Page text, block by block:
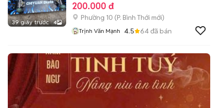
39 giây trước 4
200.000 đ
Phường 10 (P. Bình Thới mới)
Trịnh Văn Mạnh 4.5 64đã bán